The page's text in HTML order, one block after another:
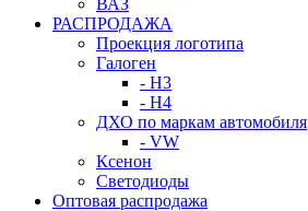
ВАЗ
РАСПРОДАЖА
Проекция логотипа
Галоген
- H3
- H4
ДХО по маркам автомобиля
- VW
Ксенон
Светодиоды
Оптовая распродажа